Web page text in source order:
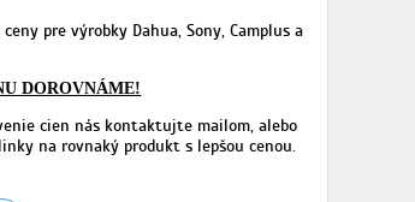
pre výrobky Dahua, Sony, Camplus a
DOROVNÁME!
cien nás kontaktujte mailom, alebo
na rovnaký produkt s lepšou cenou.